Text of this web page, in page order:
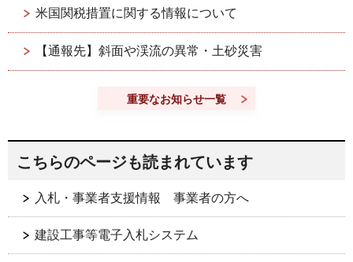
米国関税措置に関する情報について
【通報先】斜面や渓流の異常・土砂災害
重要なお知らせ一覧
こちらのページも読まれています
入札・事業者支援情報 事業者の方へ
建設工事等電子入札システム